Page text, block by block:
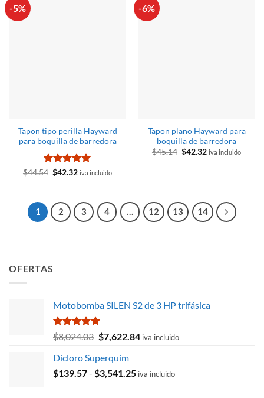
-5%
Tapon tipo perilla Hayward
para boquilla de barredora
Valorado
$44.54 El
$44.54.
$42.32El
$42.32.
iva incluido
-6%
Tapon plano Hayward para
boquilla de barredora
$45.14 El
$42.32Eliva incluido
1 2 3 4 … 12 13 14
OFERTAS
Motobomba SILEN S2 de 3 HP trifásica
Valorado
con
de 5
$8,024.03 El
original
era:
$7,622.84El
es:
iva incluido
Dicloro Superquim
$139.57- $3,541.25Rango
iva incluido